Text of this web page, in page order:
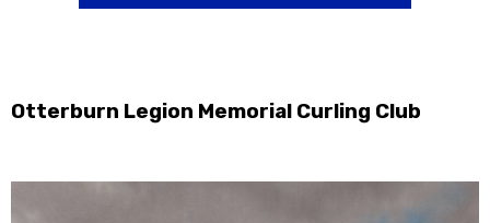
Otterburn Legion Memorial Curling Club